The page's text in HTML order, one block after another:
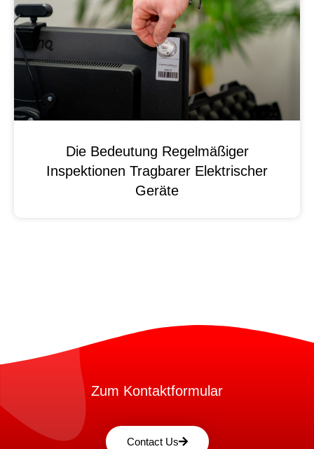
Die Bedeutung Regelmäßiger
Inspektionen Tragbarer Elektrischer
Geräte
Zum Kontaktformular
Contact Us